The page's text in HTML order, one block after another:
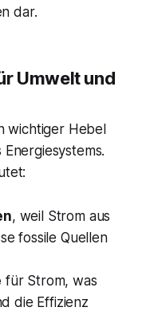
dar.
Umwelt und
wichtiger Hebel
Energiesystems.
, weil Strom aus
fossile Quellen
für Strom, was
die Effizienz